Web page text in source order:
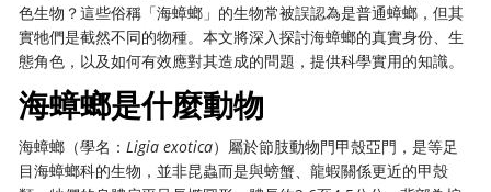
色生物？這些俗稱「海蟑螂」的生物常被誤認為是普通蟑螂，但其
實牠們是截然不同的物種。本文將深入探討海蟑螂的真實身份、生
態角色，以及如何有效應對其造成的問題，提供科學實用的知識。
海蟑螂是什麼動物
海蟑螂（學名：Ligia exotica）屬於節肢動物門甲殼亞門，是等足
目海蟑螂科的生物，並非昆蟲而是與螃蟹、龍蝦關係更近的甲殼